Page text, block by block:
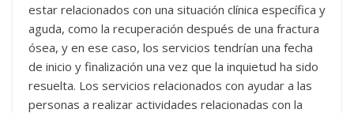
estar relacionados con una situación clínica específica y
aguda, como la recuperación después de una fractura
ósea, y en ese caso, los servicios tendrían una fecha
de inicio y finalización una vez que la inquietud ha sido
resuelta. Los servicios relacionados con ayudar a las
personas a realizar actividades relacionadas con la